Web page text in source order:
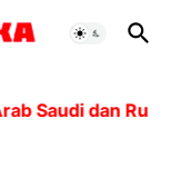
dan Rusia,